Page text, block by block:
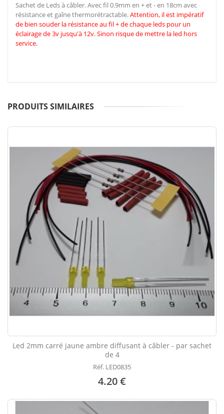
Sachet de Leds à câbler. Avec fil 0.9mm en + et - en 18cm avec
résistance et gaîne thermorétractable.Attention, il est impératif
de bien souder la résistance au fil + de chaque leds pour un
éclairage de 3v jusqu'à 12v. Sinon risque de mettre la led hors
service.
PRODUITS SIMILAIRES
Led 2mm carré jaune ambre diffusant à câbler - par sachet
de 4
Réf. LED0835
4.20 €